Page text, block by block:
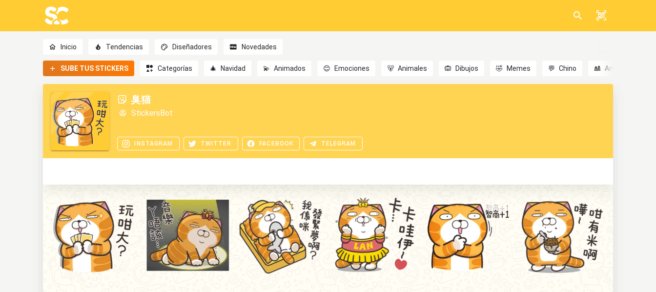
Inicio Tendencias Diseñadores Novedades
SUBE TUS STICKERS Categorías 🎄 Navidad 💫 Animados 😊 Emociones 🐻 Animales 🙉 Dibujos 🤣 Memes 💬 Chino 🎎 Anime
臭猫
StickersBot
INSTAGRAM TWITTER FACEBOOK TELEGRAM